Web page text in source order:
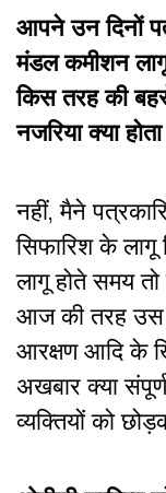
आपने उन दिनों
मंडल कमीशन
किस तरह की
नजरिया क्या
नहीं, मैने
सिफारिश के
लागू होते समय
आज की तरह उस
आरक्षण आदि के
अखबार क्या
व्यक्तियों को